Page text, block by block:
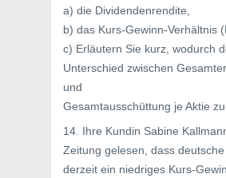
a) die Dividendenrendite,
b) das Kurs-Gewinn-Verhältnis
c) Erläutern Sie kurz, wodurch
Unterschied zwischen
und
Gesamtausschüttung je Aktie
14. Ihre Kundin Sabine
Zeitung gelesen, dass deutsche
derzeit ein niedriges Kurs-